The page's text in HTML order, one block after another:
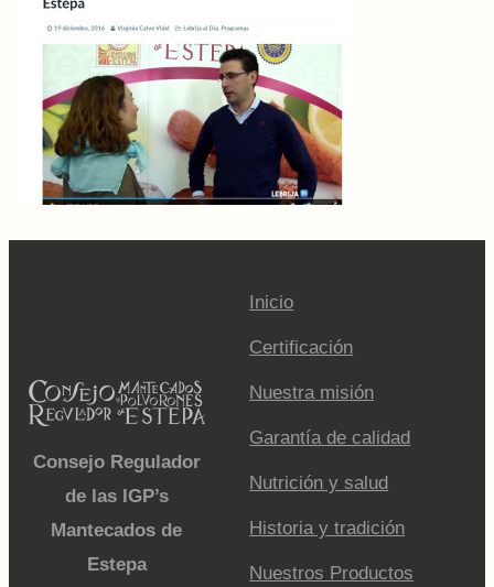
Consejo Regulador
de las IGP’s
Mantecados de
Estepa
Inicio
Certificación
Nuestra misión
Garantía de calidad
Nutrición y salud
Historia y tradición
Nuestros Productos